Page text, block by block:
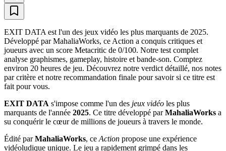
EXIT DATA est l'un des jeux vidéo les plus marquants de 2025.
Développé par MahaliaWorks, ce Action a conquis critiques et
joueurs avec un score Metacritic de 0/100. Notre test complet
analyse graphismes, gameplay, histoire et bande-son. Comptez
environ 20 heures de jeu. Découvrez notre verdict détaillé, nos notes
par critère et notre recommandation finale pour savoir si ce titre est
fait pour vous.
EXIT DATA s'impose comme l'un des jeux vidéo les plus
marquants de l'année 2025. Ce titre développé parMahaliaWorks a
su conquérir le cœur de millions de joueurs à travers le monde.
Édité parMahaliaWorks, ce Action propose une expérience
vidéoludique unique. Le jeu a rapidement grimpé dans les